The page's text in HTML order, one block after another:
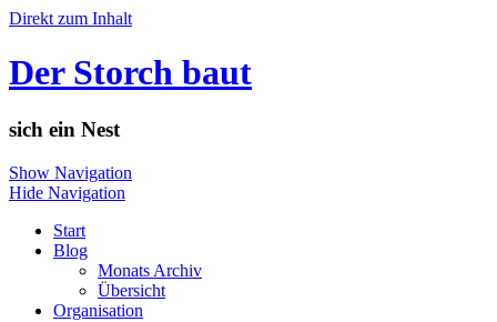
Direkt zum Inhalt
Der Storch baut
sich ein Nest
Show Navigation
Hide Navigation
Start
Blog
Monats Archiv
Übersicht
Organisation